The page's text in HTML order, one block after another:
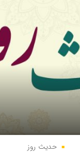
حدیث روز